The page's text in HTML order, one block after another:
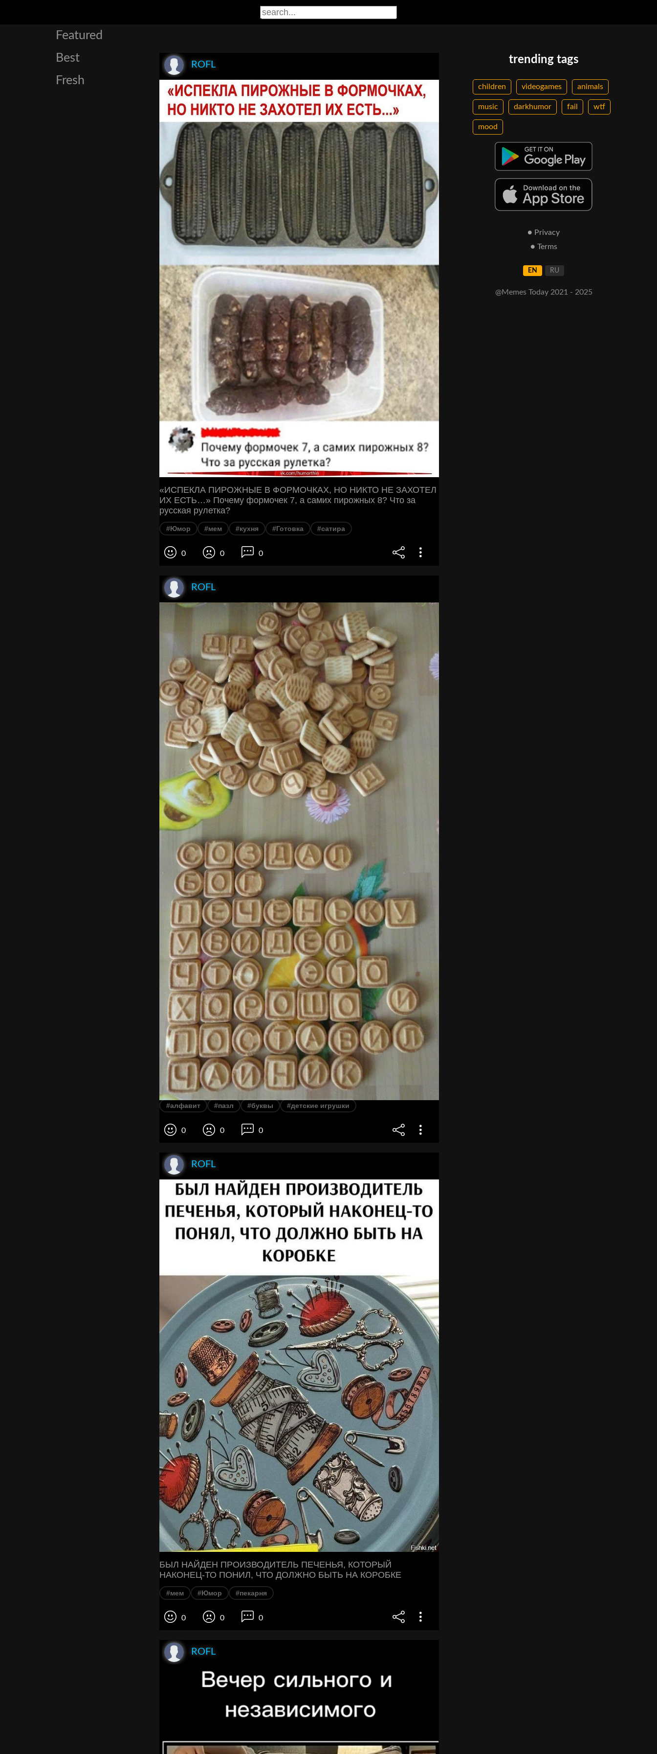
Featured
Best
Fresh
ROFL
«ИСПЕКЛА ПИРОЖНЫЕ В ФОРМOЧКАХ, НО НИКТО НЕ ЗАХОТЕЛ
ИХ ЕСТЬ…» Почему формочек 7, а самих пирожных 8? Что за
русская рулетка?
#Юмор #мем #кухня #Готовка #сатира
0 0 0
ROFL
#алфавит #пазл #буквы #детские игрушки
0 0 0
ROFL
БЫЛ НАЙДЕН ПРОИЗВОДИТЕЛЬ ПЕЧЕНЬЯ, КОТОРЫЙ
НАКОНЕЦ-ТО ПОНИЛ, ЧТО ДОЛЖНО БЫТЬ НА КОРОБКЕ
#мем #Юмор #пекарня
0 0 0
ROFL
trending tags
children videogames animals
music darkhumor fail wtf
mood
● Privacy
● Terms
EN RU
@Memes Today 2021 - 2025